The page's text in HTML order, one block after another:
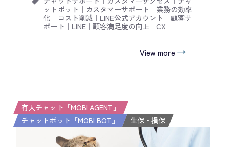
ットボット ｜ カスタマーサポート ｜ 業務の効率
化｜ コスト削減｜ LINE公式アカウント ｜ 顧客サ
ポート ｜ LINE｜ 顧客満足度の向上 ｜ CX
View more
有人チャット「MOBI AGENT」
チャットボット「MOBI BOT」
生保・損保